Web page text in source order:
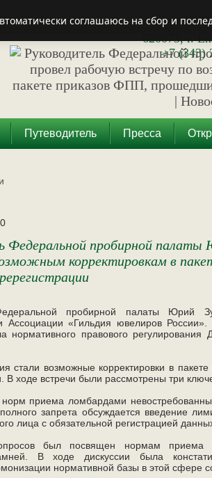
620073, г.
+7 (343)
Путеводитель Пресса
Федеральной пробирной палаты
корректировкам в
пробирной палаты Юрий
Ассоциации «Гильдия ювелиров
нормативного правового
стали возможные корректировки в
В ходе встречи были рассмотрены три
приема ломбардами
запрета обсуждается введение
лица с обязательной регистрацией
был посвящен нормам приема
В ходе дискуссии была
нормативной базы в этой сфере
соглашаюсь на сбор и